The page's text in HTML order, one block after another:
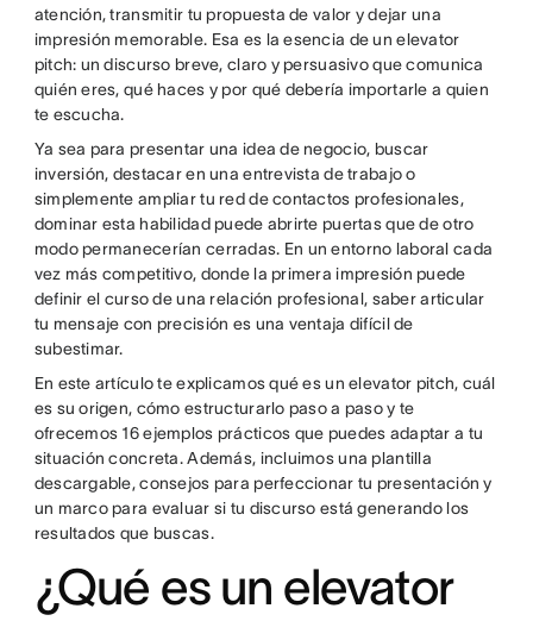
atención, transmitir tu propuesta de valor y dejar una
impresión memorable. Esa es la esencia de un elevator
pitch: un discurso breve, claro y persuasivo que comunica
quién eres, qué haces y por qué debería importarle a quien
te escucha.
Ya sea para presentar una idea de negocio, buscar
inversión, destacar en una entrevista de trabajo o
simplemente ampliar tu red de contactos profesionales,
dominar esta habilidad puede abrirte puertas que de otro
modo permanecerían cerradas. En un entorno laboral cada
vez más competitivo, donde la primera impresión puede
definir el curso de una relación profesional, saber articular
tu mensaje con precisión es una ventaja difícil de
subestimar.
En este artículo te explicamos qué es un elevator pitch, cuál
es su origen, cómo estructurarlo paso a paso y te
ofrecemos 16 ejemplos prácticos que puedes adaptar a tu
situación concreta. Además, incluimos una plantilla
descargable, consejos para perfeccionar tu presentación y
un marco para evaluar si tu discurso está generando los
resultados que buscas.
¿Qué es un elevator